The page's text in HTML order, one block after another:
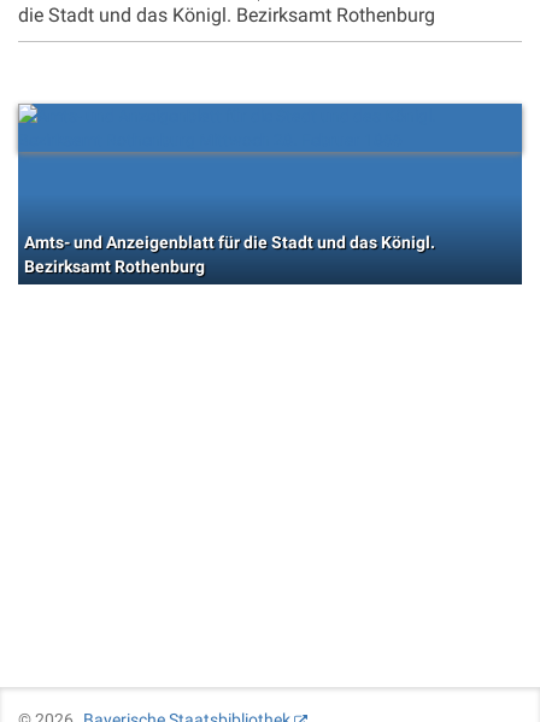
die Stadt und das Königl. Bezirksamt Rothenburg
Amts- und Anzeigenblatt für die Stadt und das Königl.
Bezirksamt Rothenburg